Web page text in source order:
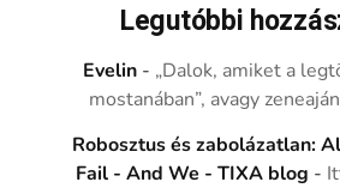
Legutóbbi
Evelin - „Dalok, amiket a
mostanában”, avagy
Robosztus és zabolázatlan:
Fail - And We - TIXA blog -